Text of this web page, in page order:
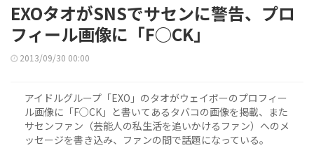
EXOタオがSNSでサセンに警告、プロ
フィール画像に「F○CK」
2013/09/30 00:00
アイドルグループ「EXO」のタオがウェイボーのプロフィー
ル画像に「F○CK」と書いてあるタバコの画像を掲載、また
サセンファン（芸能人の私生活を追いかけるファン）へのメ
ッセージを書き込み、ファンの間で話題になっている。